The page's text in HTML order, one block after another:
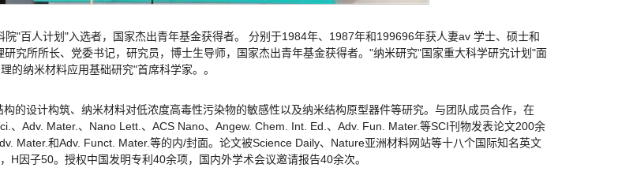
院"百人计划"入选者，国家杰出青年基金获得者。 分别于1984年、1987年和199696年获人妻av 学士、硕士和
究所所长、党委书记，研究员，博士生导师，国家杰出青年基金获得者。"纳米研究"国家重大科学研究计划"面
的纳米材料应用基础研究"首席科学家。。
的设计构筑、纳米材料对低浓度高毒性污染物的敏感性以及纳米结构原型器件等研究。与团队成员合作，在
、Adv. Mater.、Nano Lett.、ACS Nano、Angew. Chem. Int. Ed.、Adv. Fun. Mater.等SCI刊物发表论文200余
Mater.和Adv. Funct. Mater.等的内/封面。论文被Science Daily、Nature亚洲材料网站等十八个国际知名英文
H因子50。授权中国发明专利40余项，国内外学术会议邀请报告40余次。